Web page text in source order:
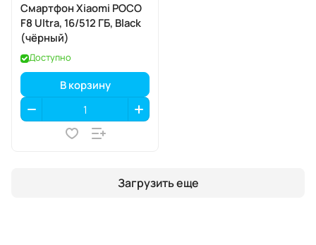
Смартфон Xiaomi POCO
F8 Ultra, 16/512 ГБ, Black
(чёрный)
Доступно
В корзину
Загрузить еще